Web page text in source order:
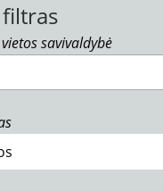
savivaldybė